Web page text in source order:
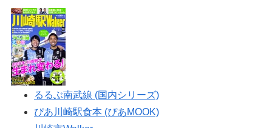
るるぶ南武線 (国内シリーズ)
ぴあ川崎駅食本 (ぴあMOOK)